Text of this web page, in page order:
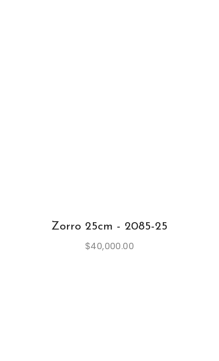
Zorro 25cm - 2085-25
$40,000.00